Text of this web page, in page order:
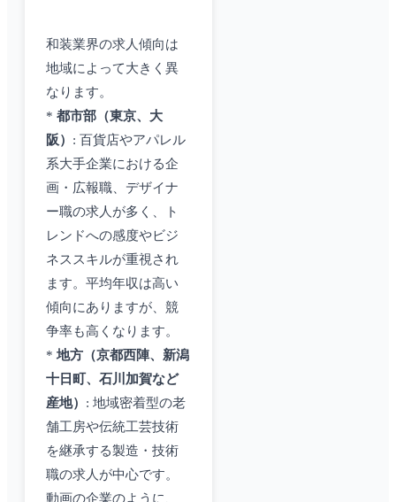
和装業界の求人傾向は
地域によって大きく異
なります。
* 都市部（東京、大
阪） : 百貨店やアパレル
系大手企業における企
画・広報職、デザイナ
ー職の求人が多く、ト
レンドへの感度やビジ
ネススキルが重視され
ます。平均年収は高い
傾向にありますが、競
争率も高くなります。
* 地方（京都西陣、新潟
十日町、石川加賀など
産地） : 地域密着型の老
舗工房や伝統工芸技術
を継承する製造・技術
職の求人が中心です。
動画の企業のように、